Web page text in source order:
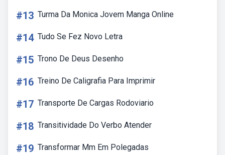
#13 Turma Da Monica Jovem Manga Online
#14 Tudo Se Fez Novo Letra
#15 Trono De Deus Desenho
#16 Treino De Caligrafia Para Imprimir
#17 Transporte De Cargas Rodoviario
#18 Transitividade Do Verbo Atender
#19 Transformar Mm Em Polegadas